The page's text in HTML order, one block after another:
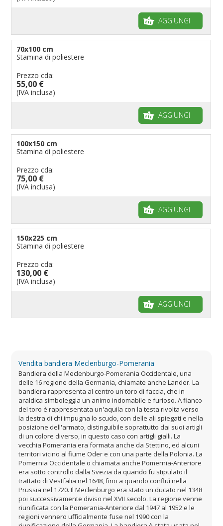
AGGIUNGI
70x100 cm
Stamina di poliestere
Prezzo cda:
55,00 €
(IVA inclusa)
AGGIUNGI
100x150 cm
Stamina di poliestere
Prezzo cda:
75,00 €
(IVA inclusa)
AGGIUNGI
150x225 cm
Stamina di poliestere
Prezzo cda:
130,00 €
(IVA inclusa)
AGGIUNGI
Vendita bandiera Meclenburgo-Pomerania
Bandiera della Meclenburgo-Pomerania Occidentale, una
delle 16 regione della Germania, chiamate anche Lander. La
bandiera rappresenta al centro un toro di faccia, che in
araldica simboleggia un animo indomabile e furioso. A fianco
del toro è rappresentata un'aquila con la testa rivolta verso
la destra di chi impugna lo scudo, con delle ali spiegati e nella
posizione dell'armato, distinguibile soprattutto dai suoi artigli
di un colore diverso, in questo caso con artigli gialli. La
vecchia Pomerania era formata anche da Stettino, ed alcuni
territori vicino al fiume Oder e con una parte della Polonia. La
Pomernia Occidentale o chiamata anche Pomernia-Anteriore
era sotto controllo dalla Svezia da quando fu stipulato il
trattato di Vestfalia nel 1648, fino a quando confluì nella
Prussia nel 1720. Il Meclenburgo era stato un ducato nel 1348
poi successivamente diviso nel XVII secolo. La regione venne
riunificata con la Pomerania-Anteriore dal 1947 al 1952 e le
regioni vennero ufficialmente fuse nel 1990 con la